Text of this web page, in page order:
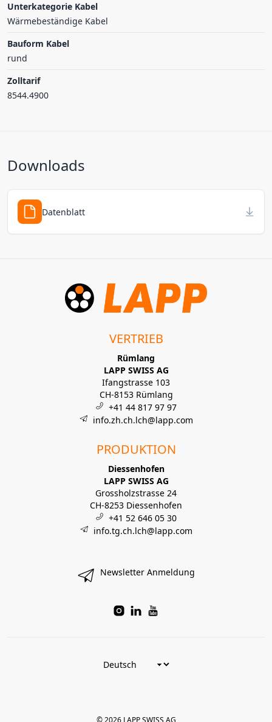
Unterkategorie Kabel
Wärmebeständige Kabel
Bauform Kabel
rund
Zolltarif
8544.4900
Downloads
Datenblatt
VERTRIEB
Rümlang
LAPP SWISS AG
Ifangstrasse 103
CH-8153 Rümlang
+41 44 817 97 97
info.zh.ch.lch@lapp.com
PRODUKTION
Diessenhofen
LAPP SWISS AG
Grossholzstrasse 24
CH-8253 Diessenhofen
+41 52 646 05 30
info.tg.ch.lch@lapp.com
Newsletter Anmeldung
© 2026 LAPP SWISS AG